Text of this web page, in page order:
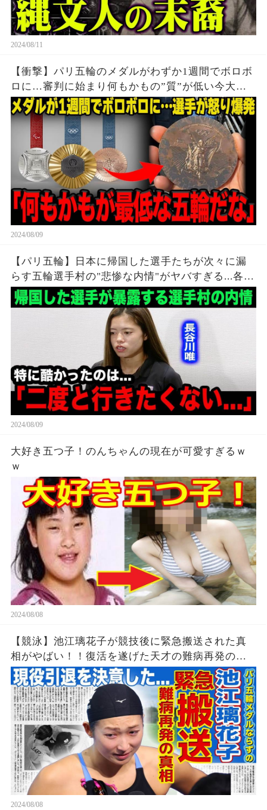
2024/08/11
【衝撃】パリ五輪のメダルがわずか1週間でボロボ
ロに…審判に始まり何もかもの”質”が低い今大会
に世界中から批判殺到…メダルの価値暴落で選手
達から怒りの声が止まらない…
2024/08/09
【パリ五輪】日本に帰国した選手たちが次々に漏
らす五輪選手村の"悲惨な内情"がヤバすぎる...各国
各所からも相次ぐ不満の本音が...【海外の反応】
2024/08/09
大好き五つ子！のんちゃんの現在が可愛すぎるｗ
ｗ
2024/08/08
【競泳】池江璃花子が競技後に緊急搬送された真
相がやばい！！復活を遂げた天才の難病再発の可
能性...引退を決意したパリ五輪でのある出来事に一
同驚愕！！美人女子アスリートの彼氏の正体と
は！？
2024/08/08